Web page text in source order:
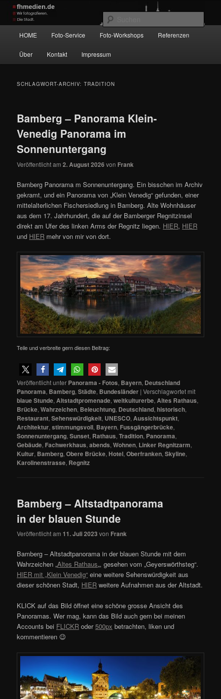
Zum
primären
Inhalt
springen
Zum
sekundären
Inhalt
springen
Wir fotografieren die Hauptstadt!
HOME Foto-Service Foto-Workshops Referenzen
Über Kontakt Impressum
SCHLAGWORT-ARCHIV:TRADITION
Bamberg – Panorama Klein-
Venedig Panorama im
Sonnenuntergang
Veröffentlicht am2. August 2026 von Frank
Bamberg Panorama m Sonnenuntergang. Ein bisschen im Archiv
gekramt, und ein Panorama von „Klein Venedig“ gefunden, einer
mittelalterlichen Fischersiedlung in Bamberg. Alte Wohnhäuser
aus dem 17. Jahrhundert, die auf der Bamberger Regnitzinsel
direkt am Ufer des linken Arms der Regnitz liegen. HIER, HIER
und HIER mehr von mir von dort.
Teile und verbreite gern diesen Beitrag:
Veröffentlicht unter Panorama - Fotos, Bayern, Deutschland
Panorama, Bamberg,Städte, Bundesländer |Verschlagwortet mit
blaue Stunde, Altstadtpromenade,weltkulturerbe, Altes Rathaus,
Brücke,Wahrzeichen, Beleuchtung, Deutschland,historisch,
Restaurant,Sehenswürdigkeit, UNESCO, Aussichtspunkt,
Architektur,stimmungsvoll, Bayern, Fussgängerbrücke,
Sonnenuntergang,Sunset, Rathaus,Tradition, Panorama,
Gebäude, Fachwerkhaus,abends,Wohnen, Linker Regnitzarm,
Kultur, Bamberg,Obere Brücke, Hotel,Oberfranken,Skyline,
Karolinenstrasse, Regnitz
Bamberg – Altstadtpanorama
in der blauen Stunde
Veröffentlicht am 11. Juli 2023 von Frank
Bamberg – Altstadtpanorama in der blauen Stunde mit dem
Wahrzeichen „Altes Rathaus„, gesehen vom „Geyerswörthsteg“.
HIER mit „Klein Venedig“ eine weitere Sehenswürdigkeit aus
dieser schönen Stadt, HIER weitere Aufnahmen aus der Altstadt.
KLICK auf das Bild öffnet eine schöne grosse Ansicht des
Panoramas. Wer mag, kann das Bild auch gern bei meinen
Accounts bei FLICKR oder500px betrachten, liken und
kommentieren 😉